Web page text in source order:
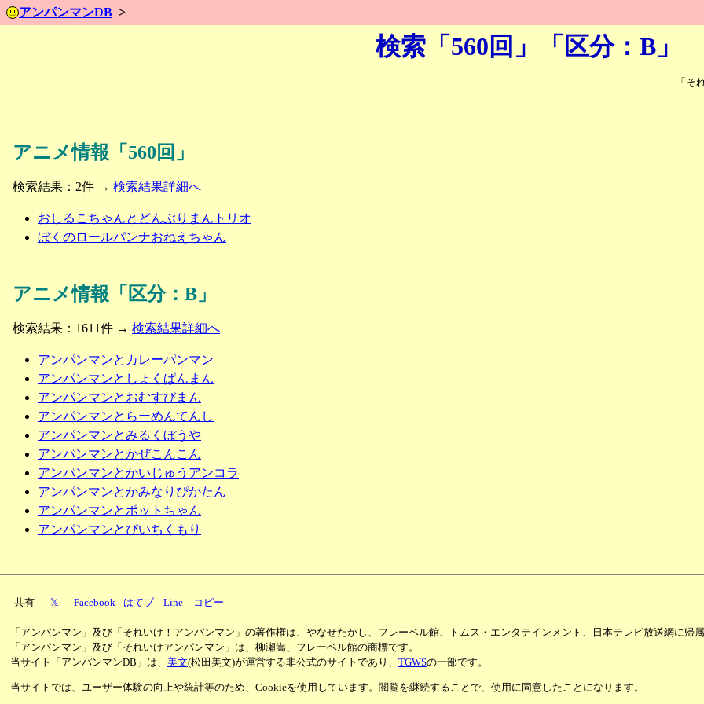
アンパンマンDB
検索「560回」「区分：B」
「そ
アニメ情報「560回」
検索結果：2件 → 検索結果詳細へ
おしるこちゃんとどんぶりまんトリオ
ぼくのロールパンナおねえちゃん
アニメ情報「区分：B」
検索結果：1611件 → 検索結果詳細へ
アンパンマンとカレーパンマン
アンパンマンとしょくぱんまん
アンパンマンとおむすびまん
アンパンマンとらーめんてんし
アンパンマンとみるくぼうや
アンパンマンとかぜこんこん
アンパンマンとかいじゅうアンコラ
アンパンマンとかみなりぴかたん
アンパンマンとポットちゃん
アンパンマンとぴいちくもり
共有 𝕏 Facebook はてブ Line コピー
「アンパンマン」及び「それいけ！アンパンマン」の著作権は、やなせたかし、フレーベル館、トムス・エンタテインメント、日本テレビ放送網に帰属
「アンパンマン」及び「それいけアンパンマン」は、柳瀬嵩、フレーベル館の商標です。
当サイト「アンパンマンDB」は、 美文(松田美文)が運営する非公式のサイトであり、 TGWSの一部です。
当サイトでは、ユーザー体験の向上や統計等のため、Cookieを使用しています。閲覧を継続することで、使用に同意したことになります。